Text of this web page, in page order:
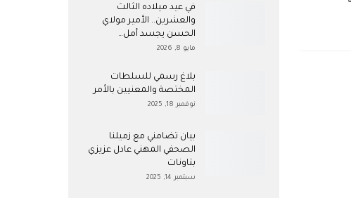
في عيد ميلاده الثالث
والعشرين.. الأمير مولاي
الحسن يجسد أمل…
مايو 8, 2026
بلاغ رسمي للسلطات
المختصة والمعنيين بالأمر
نوفمبر 18, 2025
بيان تضامني مع زميلنا
الصحفي المهني عادل عزيزي
بتاونات
سبتمبر 14, 2025